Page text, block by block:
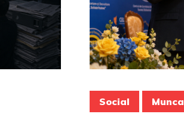
Social Munca